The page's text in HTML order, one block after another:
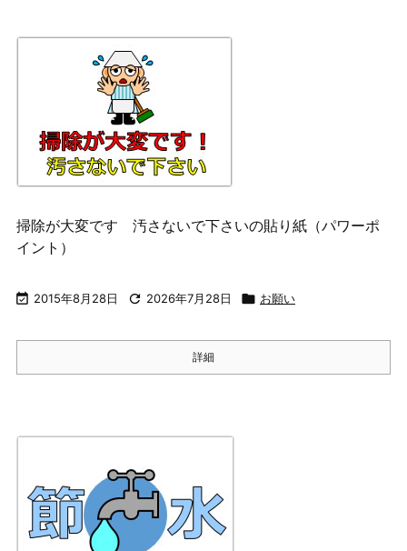
掃除が大変です 汚さないで下さいの貼り紙（パワーポ
イント）
 2015年8月28日  2026年7月28日  お願い
詳細